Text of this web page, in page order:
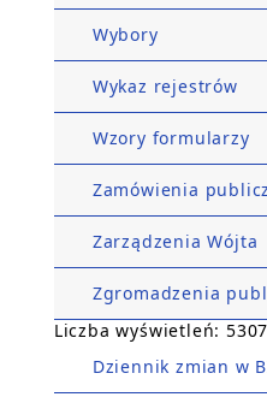
Wybory
Wykaz rejestrów
Wzory formularzy
Zamówienia
Zarządzenia Wójta
Zgromadzenia
Liczba wyświetleń:
Dziennik zmian w